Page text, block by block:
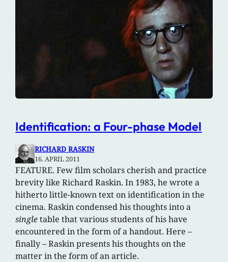
Identification: a Four-phase Model
RICHARD RASKIN
16. APRIL 2011
FEATURE. Few film scholars cherish and practice
brevity like Richard Raskin. In 1983, he wrote a
hitherto little-known text on identification in the
cinema. Raskin condensed his thoughts into a
singletable that various students of his have
encountered in the form of a handout. Here –
finally – Raskin presents his thoughts on the
matter in the form of an article.